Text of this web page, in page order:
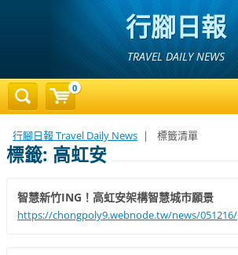
行腳日報
TRAVEL DAILY NEWS
行腳日報 Travel Daily News | 標籤清單
標籤: 高虹安
智慧新竹ING！高虹安架構智慧城市願景
https://chongpoly9.webnode.tw/news/051216/
0